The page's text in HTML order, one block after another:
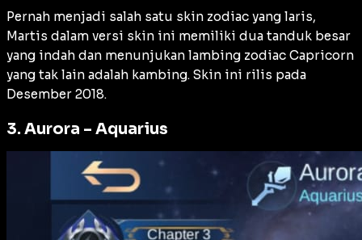
Pernah menjadi salah satu skin zodiac yang laris,
Martis dalam versi skin ini memiliki dua tanduk besar
yang indah dan menunjukan lambing zodiac Capricorn
yang tak lain adalah kambing. Skin ini rilis pada
Desember 2018.
3. Aurora – Aquarius